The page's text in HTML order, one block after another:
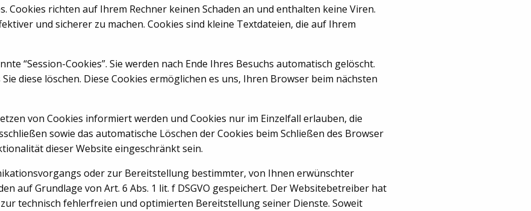
richten auf Ihrem Rechner keinen Schaden an und enthalten keine Viren.
und sicherer zu machen. Cookies sind kleine Textdateien, die auf Ihrem
“Session-Cookies”. Sie werden nach Ende Ihres Besuchs automatisch gelöscht.
diese löschen. Diese Cookies ermöglichen es uns, Ihren Browser beim nächsten
von Cookies informiert werden und Cookies nur im Einzelfall erlauben, die
sowie das automatische Löschen der Cookies beim Schließen des Browser
dieser Website eingeschränkt sein.
oder zur Bereitstellung bestimmter, von Ihnen erwünschter
auf Grundlage von Art. 6 Abs. 1 lit. f DSGVO gespeichert. Der Websitebetreiber hat
technisch fehlerfreien und optimierten Bereitstellung seiner Dienste. Soweit